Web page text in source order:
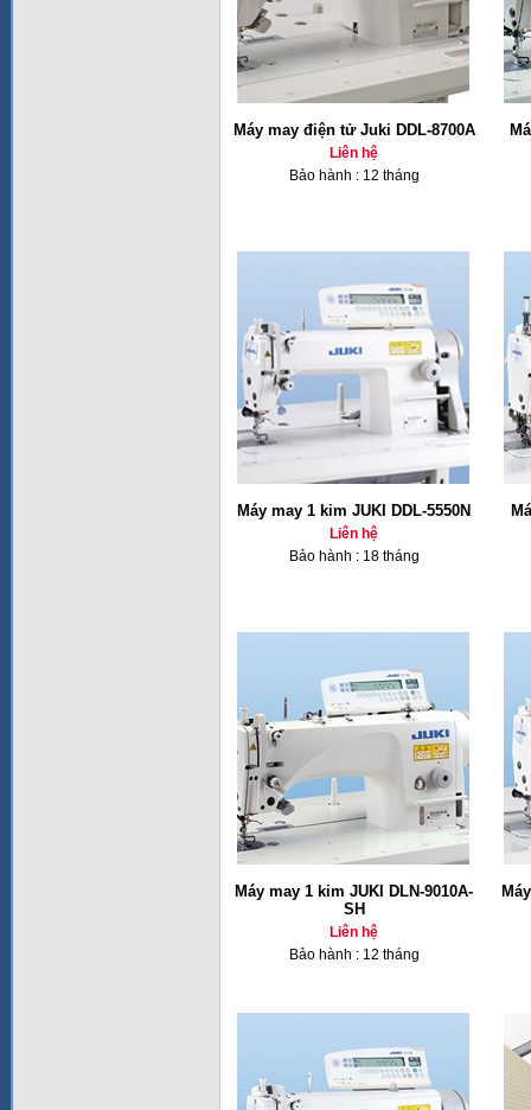
Máy may điện tử Juki DDL-8700A
Liên hệ
Bảo hành : 12 tháng
Máy may 1 kim JUKI DDL-5550N
Liên hệ
Bảo hành : 18 tháng
Máy may 1 kim JUKI DLN-9010A-
SH
Liên hệ
Bảo hành : 12 tháng